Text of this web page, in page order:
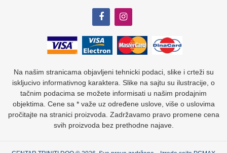
Na našim stranicama objavljeni tehnicki podaci, slike i crteži su
iskljucivo informativnog karaktera. Slike na sajtu su ilustracije, o
tačnim podacima se možete informisati u našim prodajnim
objektima. Cene sa * važe uz određene uslove, više o uslovima
pročitajte na stranici proizvoda. Zadržavamo pravo promene cena
svih proizvoda bez prethodne najave.